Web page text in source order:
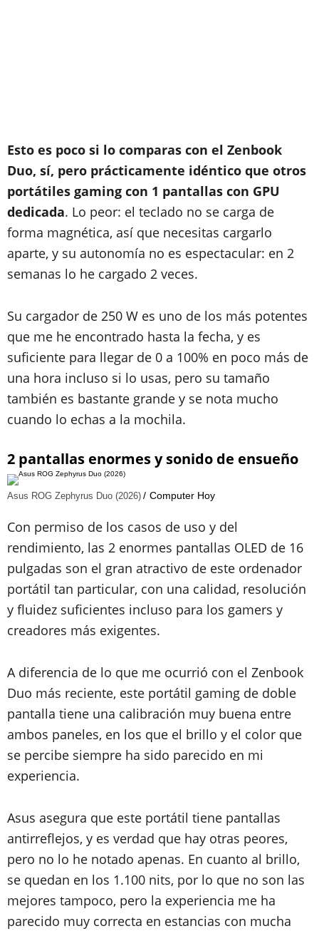
Esto es poco si lo comparas con el Zenbook
Duo, sí, pero prácticamente idéntico que otros
portátiles gaming con 1 pantallas con GPU
dedicada. Lo peor: el teclado no se carga de
forma magnética, así que necesitas cargarlo
aparte, y su autonomía no es espectacular: en 2
semanas lo he cargado 2 veces.
Su cargador de 250 W es uno de los más potentes
que me he encontrado hasta la fecha, y es
suficiente para llegar de 0 a 100% en poco más de
una hora incluso si lo usas, pero su tamaño
también es bastante grande y se nota mucho
cuando lo echas a la mochila.
2 pantallas enormes y sonido de ensueño
Asus ROG Zephyrus Duo (2026) Computer Hoy
Con permiso de los casos de uso y del
rendimiento, las 2 enormes pantallas OLED de 16
pulgadas son el gran atractivo de este ordenador
portátil tan particular, con una calidad, resolución
y fluidez suficientes incluso para los gamers y
creadores más exigentes.
A diferencia de lo que me ocurrió con el Zenbook
Duo más reciente, este portátil gaming de doble
pantalla tiene una calibración muy buena entre
ambos paneles, en los que el brillo y el color que
se percibe siempre ha sido parecido en mi
experiencia.
Asus asegura que este portátil tiene pantallas
antirreflejos, y es verdad que hay otras peores,
pero no lo he notado apenas. En cuanto al brillo,
se quedan en los 1.100 nits, por lo que no son las
mejores tampoco, pero la experiencia me ha
parecido muy correcta en estancias con mucha